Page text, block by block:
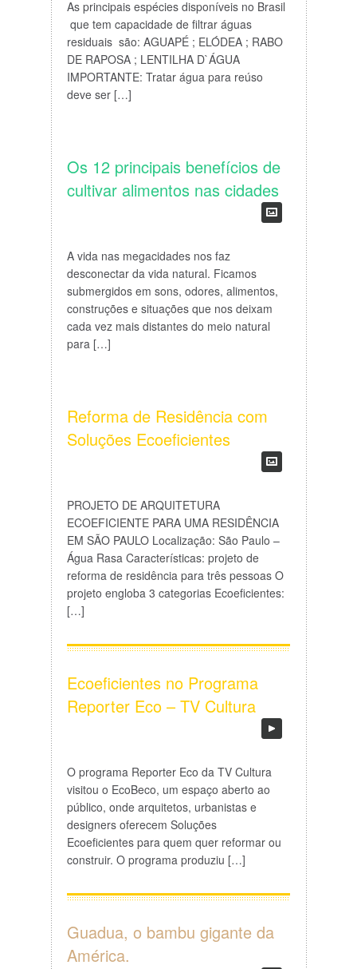
As principais espécies disponíveis no Brasil
que tem capacidade de filtrar águas
residuais são: AGUAPÉ ; ELÓDEA ; RABO
DE RAPOSA ; LENTILHA D`ÁGUA
IMPORTANTE: Tratar água para reúso
deve ser […]
Os 12 principais benefícios de
cultivar alimentos nas cidades
A vida nas megacidades nos faz
desconectar da vida natural. Ficamos
submergidos em sons, odores, alimentos,
construções e situações que nos deixam
cada vez mais distantes do meio natural
para […]
Reforma de Residência com
Soluções Ecoeficientes
PROJETO DE ARQUITETURA
ECOEFICIENTE PARA UMA RESIDÊNCIA
EM SÃO PAULO Localização: São Paulo –
Água Rasa Características: projeto de
reforma de residência para três pessoas O
projeto engloba 3 categorias Ecoeficientes:
[…]
Ecoeficientes no Programa
Reporter Eco – TV Cultura
O programa Reporter Eco da TV Cultura
visitou o EcoBeco, um espaço aberto ao
público, onde arquitetos, urbanistas e
designers oferecem Soluções
Ecoeficientes para quem quer reformar ou
construir. O programa produziu […]
Guadua, o bambu gigante da
América.